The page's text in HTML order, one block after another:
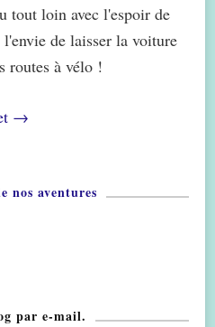
tout loin avec l'espoir de
de laisser la voiture
routes à vélo !
→
nos aventures
par e-mail.